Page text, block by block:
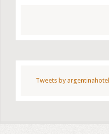
Tweets by argentinahotel_